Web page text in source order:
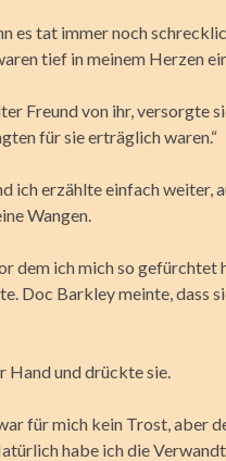
es tat immer noch
tief in meinem Herzen
Freund von ihr, versorgte
für sie erträglich waren.“
ich erzählte einfach weiter,
Wangen.
dem ich mich so
Doc Barkley meinte, dass
Hand und drückte sie.
für mich kein Trost, aber
habe ich die